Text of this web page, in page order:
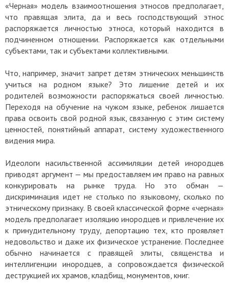
«Черная» модель взаимоотношения этносов предполагает,
что правящая элита, да и весь господствующий этнос
распоряжается личностью этноса, который находится в
подчиненном отношении. Распоряжается как отдельными
субъектами, так и субъектами коллективными.
Что, например, значит запрет детям этнических меньшинств
учиться на родном языке? Это лишение детей и их
родителей возможности распоряжаться своей личностью.
Переходя на обучение на чужом языке, ребенок лишается
права освоить свой родной язык, связанную с этим систему
ценностей, понятийный аппарат, систему художественного
видения мира.
Идеологи насильственной ассимиляции детей инородцев
приводят аргумент — мы предоставляем им право на равных
конкурировать на рынке труда. Но это обман —
дискриминация идет не столько по языковому, сколько по
этническому признаку. В своей классической форме «черная»
модель предполагает изоляцию инородцев и привлечение их
к принудительному труду, депортацию тех, кто проявляет
недовольство и даже их физическое устранение. Последнее
обычно начинается с правящей элиты, священства и
интеллигенции инородцев, а сопровождается физической
деструкцией их храмов, кладбищ, монументов, книг.